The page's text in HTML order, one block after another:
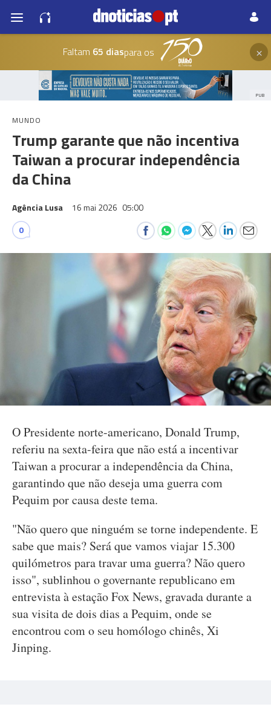
Faltam 65 diaspara os ×
PUB
MUNDO
Trump garante que não incentiva
Taiwan a procurar independência
da China
Agência Lusa 16 mai 2026 05:00
0
O Presidente norte-americano, Donald Trump,
referiu na sexta-feira que não está a incentivar
Taiwan a procurar a independência da China,
garantindo que não deseja uma guerra com
Pequim por causa deste tema.
"Não quero que ninguém se torne independente. E
sabe que mais? Será que vamos viajar 15.300
quilómetros para travar uma guerra? Não quero
isso", sublinhou o governante republicano em
entrevista à estação Fox News, gravada durante a
sua visita de dois dias a Pequim, onde se
encontrou com o seu homólogo chinês, Xi
Jinping.